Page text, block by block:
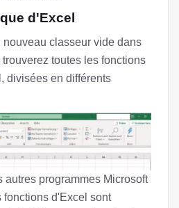
d'Excel
classeur vide dans
toutes les fonctions
divisées en différents
autres programmes Microsoft
d'Excel sont